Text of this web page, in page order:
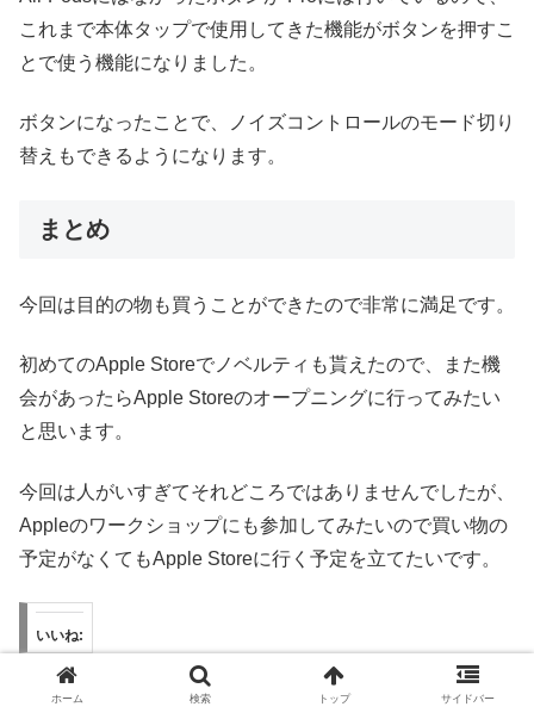
これまで本体タップで使用してきた機能がボタンを押すこ
とで使う機能になりました。
ボタンになったことで、ノイズコントロールのモード切り
替えもできるようになります。
まとめ
今回は目的の物も買うことができたので非常に満足です。
初めてのApple Storeでノベルティも貰えたので、また機
会があったらApple Storeのオープニングに行ってみたい
と思います。
今回は人がいすぎてそれどころではありませんでしたが、
Appleのワークショップにも参加してみたいので買い物の
予定がなくてもApple Storeに行く予定を立てたいです。
いいね:
ホーム 検索 トップ サイドバー